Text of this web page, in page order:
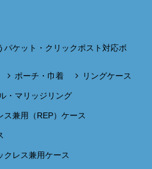
パケット・クリックポスト対応ボ
ポーチ・巾着 リングケース
・マリッジリング
ス兼用（REP）ケース
クレス兼用ケース